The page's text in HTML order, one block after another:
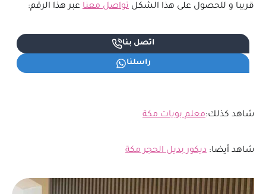
قريبا و للحصول على هذا الشكل تواصل معنا عبر هذا الرقم:
اتصل بنا
راسلنا
شاهد كذلك:معلم بويات مكة
شاهد أيضا: ديكور بديل الحجر مكة